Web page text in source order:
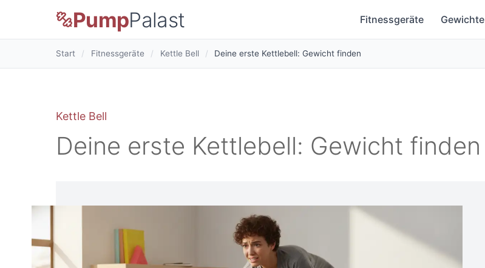
PumpPalast Fitnessgeräte Gewichte
Start / Fitnessgeräte / Kettle Bell / Deine erste Kettlebell: Gewicht finden
Kettle Bell
Deine erste Kettlebell: Gewicht finden